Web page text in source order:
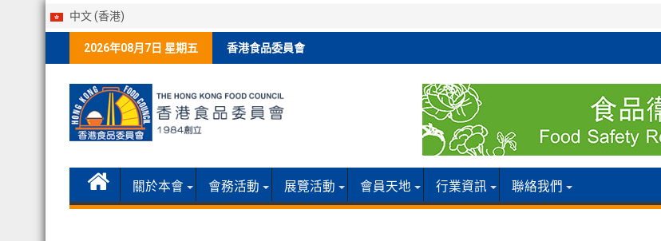
中文 (香港)
2026年08月7日 星期五 香港食品委員會
關於本會 會務活動 展覽活動 會員天地 行業資訊 聯絡我們